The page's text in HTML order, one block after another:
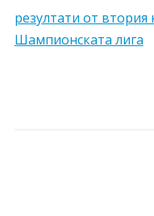
резултати от
Шампионската лига